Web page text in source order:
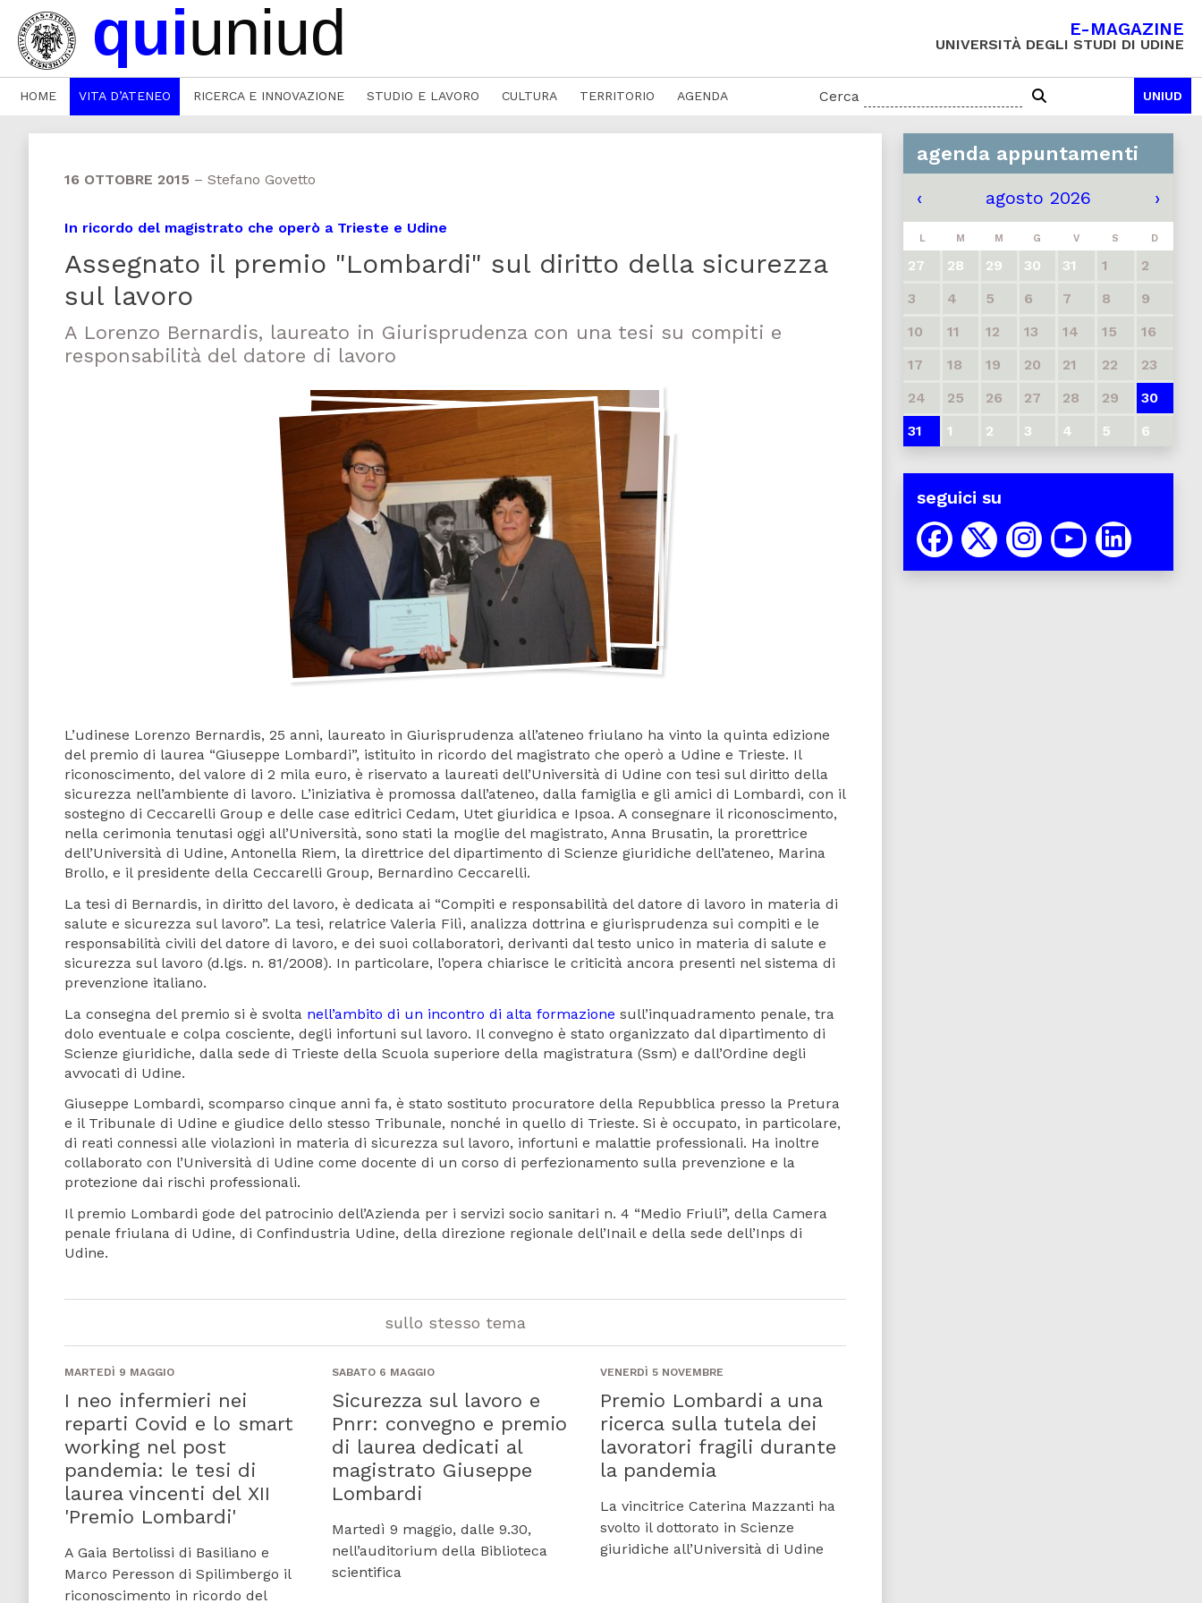
E-MAGAZINE
UNIVERSITÀ DEGLI STUDI DI UDINE
HOME VITA D’ATENEO RICERCA E INNOVAZIONE STUDIO E LAVORO CULTURA TERRITORIO AGENDA Cerca UNIUD
16 OTTOBRE 2015 – Stefano Govetto
In ricordo del magistrato che operò a Trieste e Udine
Assegnato il premio "Lombardi" sul diritto della sicurezza
sul lavoro
A Lorenzo Bernardis, laureato in Giurisprudenza con una tesi su compiti e
responsabilità del datore di lavoro
L’udinese Lorenzo Bernardis, 25 anni, laureato in Giurisprudenza all’ateneo friulano ha vinto la quinta edizione
del premio di laurea “Giuseppe Lombardi”, istituito in ricordo del magistrato che operò a Udine e Trieste. Il
riconoscimento, del valore di 2 mila euro, è riservato a laureati dell’Università di Udine con tesi sul diritto della
sicurezza nell’ambiente di lavoro. L’iniziativa è promossa dall’ateneo, dalla famiglia e gli amici di Lombardi, con il
sostegno di Ceccarelli Group e delle case editrici Cedam, Utet giuridica e Ipsoa. A consegnare il riconoscimento,
nella cerimonia tenutasi oggi all’Università, sono stati la moglie del magistrato, Anna Brusatin, la prorettrice
dell’Università di Udine, Antonella Riem, la direttrice del dipartimento di Scienze giuridiche dell’ateneo, Marina
Brollo, e il presidente della Ceccarelli Group, Bernardino Ceccarelli.
La tesi di Bernardis, in diritto del lavoro, è dedicata ai “Compiti e responsabilità del datore di lavoro in materia di
salute e sicurezza sul lavoro”. La tesi, relatrice Valeria Filì, analizza dottrina e giurisprudenza sui compiti e le
responsabilità civili del datore di lavoro, e dei suoi collaboratori, derivanti dal testo unico in materia di salute e
sicurezza sul lavoro (d.lgs. n. 81/2008). In particolare, l’opera chiarisce le criticità ancora presenti nel sistema di
prevenzione italiano.
La consegna del premio si è svolta nell’ambito di un incontro di alta formazione sull’inquadramento penale, tra
dolo eventuale e colpa cosciente, degli infortuni sul lavoro. Il convegno è stato organizzato dal dipartimento di
Scienze giuridiche, dalla sede di Trieste della Scuola superiore della magistratura (Ssm) e dall’Ordine degli
avvocati di Udine.
Giuseppe Lombardi, scomparso cinque anni fa, è stato sostituto procuratore della Repubblica presso la Pretura
e il Tribunale di Udine e giudice dello stesso Tribunale, nonché in quello di Trieste. Si è occupato, in particolare,
di reati connessi alle violazioni in materia di sicurezza sul lavoro, infortuni e malattie professionali. Ha inoltre
collaborato con l’Università di Udine come docente di un corso di perfezionamento sulla prevenzione e la
protezione dai rischi professionali.
Il premio Lombardi gode del patrocinio dell’Azienda per i servizi socio sanitari n. 4 “Medio Friuli”, della Camera
penale friulana di Udine, di Confindustria Udine, della direzione regionale dell’Inail e della sede dell’Inps di
Udine.
sullo stesso tema
MARTEDÌ 9 MAGGIO
I neo infermieri nei
reparti Covid e lo smart
working nel post
pandemia: le tesi di
laurea vincenti del XII
'Premio Lombardi'
A Gaia Bertolissi di Basiliano e
Marco Peresson di Spilimbergo il
riconoscimento in ricordo del
SABATO 6 MAGGIO
Sicurezza sul lavoro e
Pnrr: convegno e premio
di laurea dedicati al
magistrato Giuseppe
Lombardi
Martedì 9 maggio, dalle 9.30,
nell’auditorium della Biblioteca
scientifica
VENERDÌ 5 NOVEMBRE
Premio Lombardi a una
ricerca sulla tutela dei
lavoratori fragili durante
la pandemia
La vincitrice Caterina Mazzanti ha
svolto il dottorato in Scienze
giuridiche all’Università di Udine
agenda appuntamenti
‹ agosto 2026 ›
L M M G V S D
27 28 29 30 31 1
2
3
4 5 6 7 8
9
10
11 12 13 14 15
16
17
18 19 20 21 22
23
24
25 26 27 28 29
30
31
1 2 3 4 5 6
seguici su